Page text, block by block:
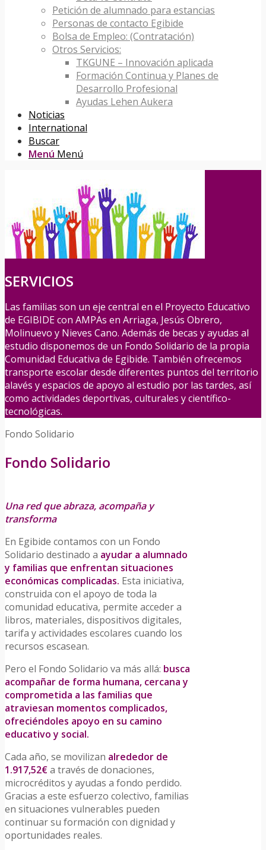
Petición de alumnado para estancias
Personas de contacto Egibide
Bolsa de Empleo: (Contratación)
Otros Servicios:
TKGUNE – Innovación aplicada
Formación Continua y Planes de
Desarrollo Profesional
Ayudas Lehen Aukera
Noticias
International
Buscar
Menú Menú
SERVICIOS
Las familias son un eje central en el Proyecto Educativo
de EGIBIDE con AMPAs en Arriaga, Jesús Obrero,
Molinuevo y Nieves Cano. Además de becas y ayudas al
estudio disponemos de un Fondo Solidario de la propia
Comunidad Educativa de Egibide. También ofrecemos
transporte escolar desde diferentes puntos del territorio
alavés y espacios de apoyo al estudio por las tardes, así
como actividades deportivas, culturales y científico-
tecnológicas.
Fondo Solidario
Fondo Solidario
Una red que abraza, acompaña y
transforma
En Egibide contamos con un Fondo
Solidario destinado a ayudar a alumnado
y familias que enfrentan situaciones
económicas complicadas. Esta iniciativa,
construida con el apoyo de toda la
comunidad educativa, permite acceder a
libros, materiales, dispositivos digitales,
tarifa y actividades escolares cuando los
recursos escasean.
Pero el Fondo Solidario va más allá: busca
acompañar de forma humana, cercana y
comprometida a las familias que
atraviesan momentos complicados,
ofreciéndoles apoyo en su camino
educativo y social.
Cada año, se movilizan alrededor de
1.917,52€a través de donaciones,
microcréditos y ayudas a fondo perdido.
Gracias a este esfuerzo colectivo, familias
en situaciones vulnerables pueden
continuar su formación con dignidad y
oportunidades reales.